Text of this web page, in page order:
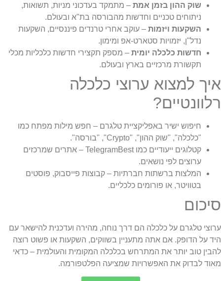
שוק ההון בזמן אמת – מתמקד בעדכוני מניות, תשואות,
ניתוחים טכניים וחדשות מהבורסה בת"א ובעולם.
השקעות ויזמות – עוקב אחרי טרנדים פיננסיים, השקעות
נדל"ן, יזמויות סטארט-אפ ומימון.
חדשות כלכלה יומית – מספק תקצירי חדשות כלכליות מכלי
תקשורת מרכזיים בארץ ובעולם.
איך למצוא ערוצי כלכלה
רלוונטיים?
חיפוש ישיר באפליקציית טלגרם – חפש מילות מפתח כמו
"כלכלה", "שוק ההון", "Crypto", "בורסה".
קטלוגים ייעודיים כמו TelegramBest – אתרים שמרכזים
ערוצים לפי נושאים.
המלצות ברשתות חברתיות – קבוצות פייסבוק, פוסטים
בטוויטר, או פורומים כלכליים.
סיכום
ערוצי טלגרם על כלכלה הם דרך נוחה, מהירה ועדכנית להישאר עם
היד על הדופק. אם אתה מתעניין בשווקים, השקעות או פשוט רוצה
להבין טוב יותר את המתרחש בכלכלה המקומית והעולמית – כדאי
מאוד לבדוק את האפשרויות שמציעה הפלטפורמה.